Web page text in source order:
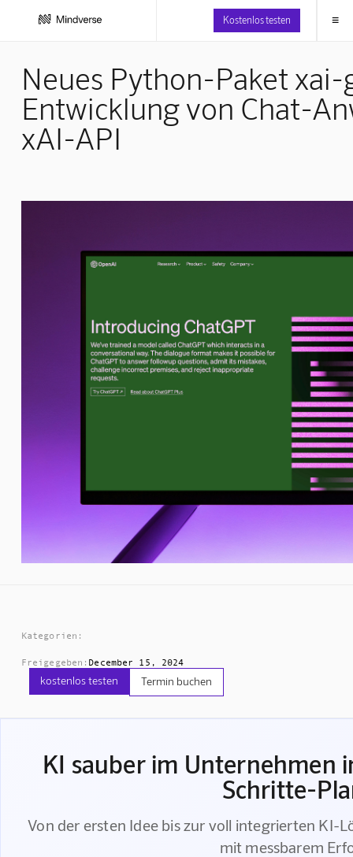
Kostenlos testen ≡
Neues Python-Paket
Entwicklung von Chat-
xAI-API
Kategorien:
Freigegeben: December 15, 2024
kostenlos testen Termin buchen
KI sauber im Unternehmen
Schritte-
Von der ersten Idee bis zur voll integrierten KI-
mit messbarem